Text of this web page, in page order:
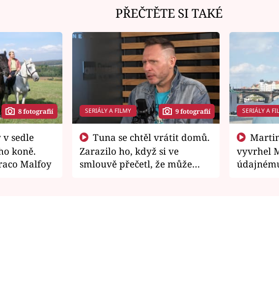
PŘEČTĚTE SI TAKÉ
8 fotografií
koně.
Malfoy
SERIÁLY A FILMY 9 fotografií
Zarazilo ho, když si ve
smlouvě přečetl, že může
SERIÁLY A
vyvrhel